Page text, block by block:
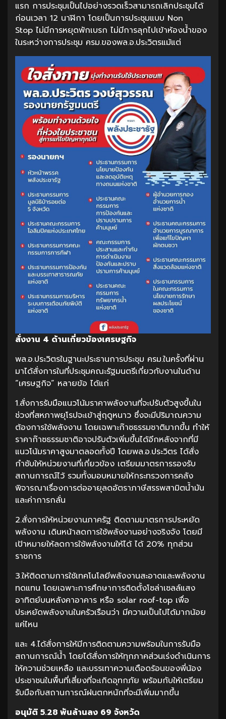
แรก การประชุมเป็นไปอย่างรวดเร็วสามารถเลิกประชุมได้
ก่อนเวลา 12 นาฬิกา โดยเป็นการประชุมแบบ Non
Stop ไม่มีการหยุดพักเบรก ไม่มีการลุกไปเข้าห้องน้ำของ
ในระหว่างการประชุม ครม.ของพล.อ.ประวิตรแม้แต่
สั่งงาน 4 ด้านเกี่ยวข้องเศรษฐกิจ
พล.อ.ประวิตรในฐานะประธานการประชุม ครม.ในครั้งที่ผ่าน
มาได้สั่งการในที่ประชุมคณะรัฐมนตรีเกี่ยวกับงานในด้าน
“เศรษฐกิจ” หลายข้อ ได้แก่
1.สั่งการรับมือแนวโน้มราคาพลังงานที่จะปรับตัวสูงขึ้นใน
ช่วงที่สหภาพยุโรปจะเข้าสู่ฤดูหนาว ซึ่งจะมีปริมาณความ
ต้องการใช้พลังงาน โดยเฉพาะก๊าซธรรมชาติมากขึ้น ทำให้
ราคาก๊าซธรรมชาติอาจปรับตัวเพิ่มขึ้นได้อีกหลังจากที่มี
แนวโน้มราคาสูงมาตลอดทั้งปี โดยพล.อ.ประวิตร ได้สั่ง
กำชับให้หน่วยงานที่เกี่ยวข้อง เตรียมมาตรการรองรับ
สถานการณ์ไว้ รวมทั้งมอบหมายให้กระทรวงการคลัง
พิจารณาเรื่องการต่ออายุลดอัตราภาษีสรรพสามิตน้ำมัน
และค่าการกลั่น
2.สั่งการให้หน่วยงานภาครัฐ ติดตามมาตรการประหยัด
พลังงาน เดินหน้าลดการใช้พลังงานอย่างจริงจัง โดยมี
เป้าหมายให้ลดการใช้พลังงานให้ได้ ได้ 20% ทุกส่วน
ราชการ
3.ให้ติดตามการใช้เทคโนโลยีพลังงานสะอาดและพลังงาน
ทดแทน โดยเฉพาะการศึกษาการติดตั้งโซล่าเซลล์แสง
อาทิตย์บนหลังคาอาคาร หรือ solar roof-top เพื่อ
ประหยัดพลังงานในครัวเรือนว่า มีความเป็นไปได้มากน้อย
แค่ไหน
และ 4.ได้สั่งการให้มีการติดตามความพร้อมในการรับมือ
สถานการณ์น้ำ โดยได้สั่งการให้ทุกภาคส่วนเร่งดำเนินการ
ให้ความช่วยเหลือ และบรรเทาความเดือดร้อนของพี่น้อง
ประชาชนในพื้นที่เสี่ยงที่จะเกิดอุทกภัย พร้อมกับให้เตรียม
รับมือกับสถานการณ์ฝนตกหนักที่จะมีเพิ่มมากขึ้น
อนุมัติ 5.28 พันล้านลง 69 จังหวัด